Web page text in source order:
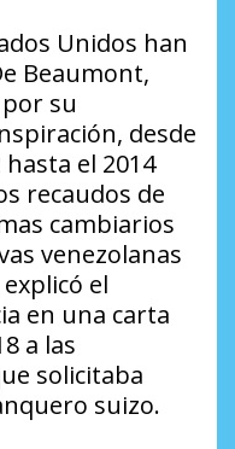
Unidos han
Beaumont,
su
desde
el 2014
recaudos de
cambiarios
venezolanas
el
en una carta
a las
solicitaba
suizo.